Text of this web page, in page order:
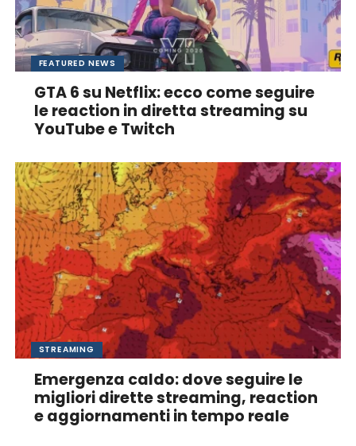
FEATURED NEWS
GTA 6 su Netflix: ecco come seguire
le reaction in diretta streaming su
YouTube e Twitch
STREAMING
Emergenza caldo: dove seguire le
migliori dirette streaming, reaction
e aggiornamenti in tempo reale